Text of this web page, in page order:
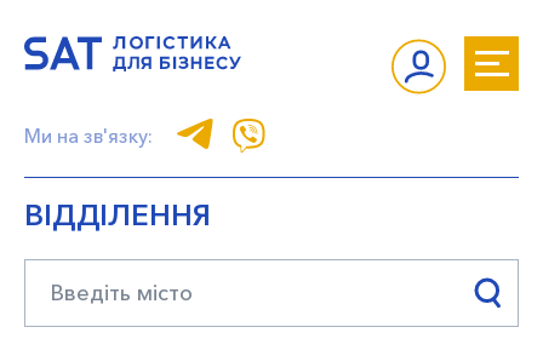
Ми на зв'язку:
ВІДДІЛЕННЯ